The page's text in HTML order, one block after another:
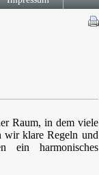
Raum, in dem viele
wir klare Regeln und
ein harmonisches